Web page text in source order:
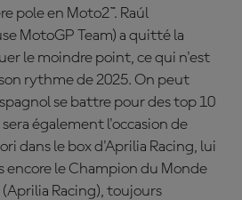
pole en Moto2™. Raúl
MotoGP Team) a quitté la
le moindre point, ce qui n'est
rythme de 2025. On peut
se battre pour des top 10
également l'occasion de
dans le box d'Aprilia Racing, lui
encore le Champion du Monde
Racing), toujours